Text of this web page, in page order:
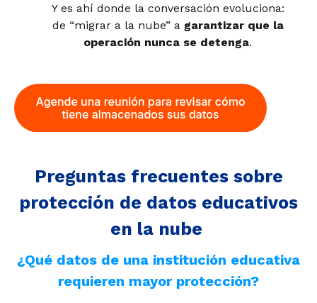
Y es ahí donde la conversación evoluciona:
de “migrar a la nube” a garantizar que la
operación nunca se detenga.
Preguntas frecuentes sobre
protección de datos educativos
en la nube
¿Qué datos de una institución educativa
requieren mayor protección?